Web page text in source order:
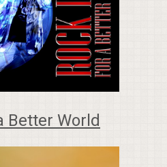
Better World